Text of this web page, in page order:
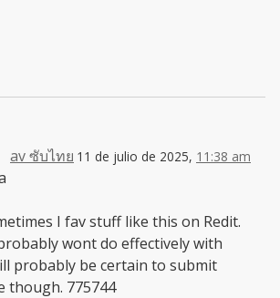
av ซับไทย 11 de julio de 2025, 11:38 am
I fav stuff like this on Redit.
wont do effectively with
probably be certain to submit
though. 775744